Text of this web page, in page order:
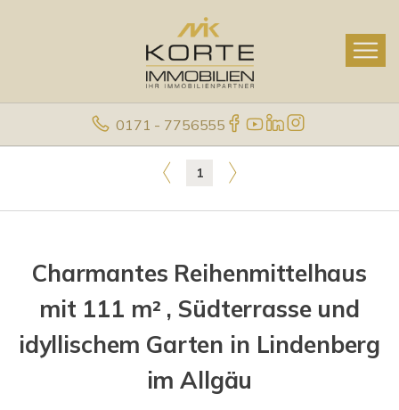
0171 - 7756555
1
Charmantes Reihenmittelhaus
mit 111 m² , Südterrasse und
idyllischem Garten in Lindenberg
im Allgäu